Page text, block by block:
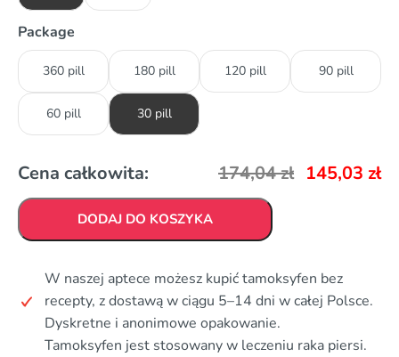
Package
360 pill 180 pill 120 pill 90 pill
60 pill 30 pill
Cena całkowita: 174,04zł 145,03 zł
DODAJ DO KOSZYKA
W naszej aptece możesz kupić tamoksyfen bez
recepty, z dostawą w ciągu 5–14 dni w całej Polsce.
Dyskretne i anonimowe opakowanie.
Tamoksyfen jest stosowany w leczeniu raka piersi.